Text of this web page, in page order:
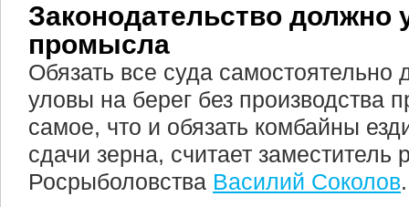
Законодательство должно
промысла
Обязать все суда самостоятельно
уловы на берег без производства
самое, что и обязать комбайны
сдачи зерна, считает заместитель
Росрыболовства Василий Соколов.